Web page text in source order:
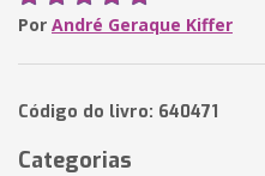
Por André Geraque Kiffer
Código do livro: 640471
Categorias